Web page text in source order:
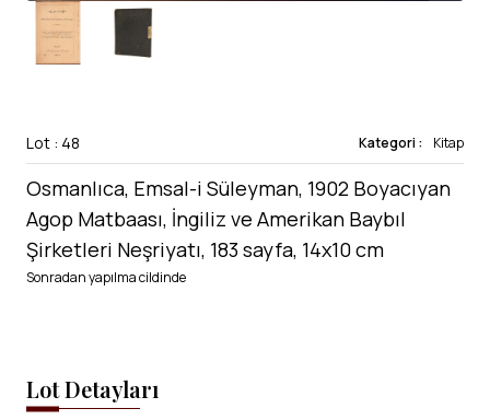
Lot : 48 Kategori : Kitap
Osmanlıca, Emsal-i Süleyman, 1902 Boyacıyan
Agop Matbaası, İngiliz ve Amerikan Baybıl
Şirketleri Neşriyatı, 183 sayfa, 14x10 cm
Sonradan yapılma cildinde
Lot Detayları